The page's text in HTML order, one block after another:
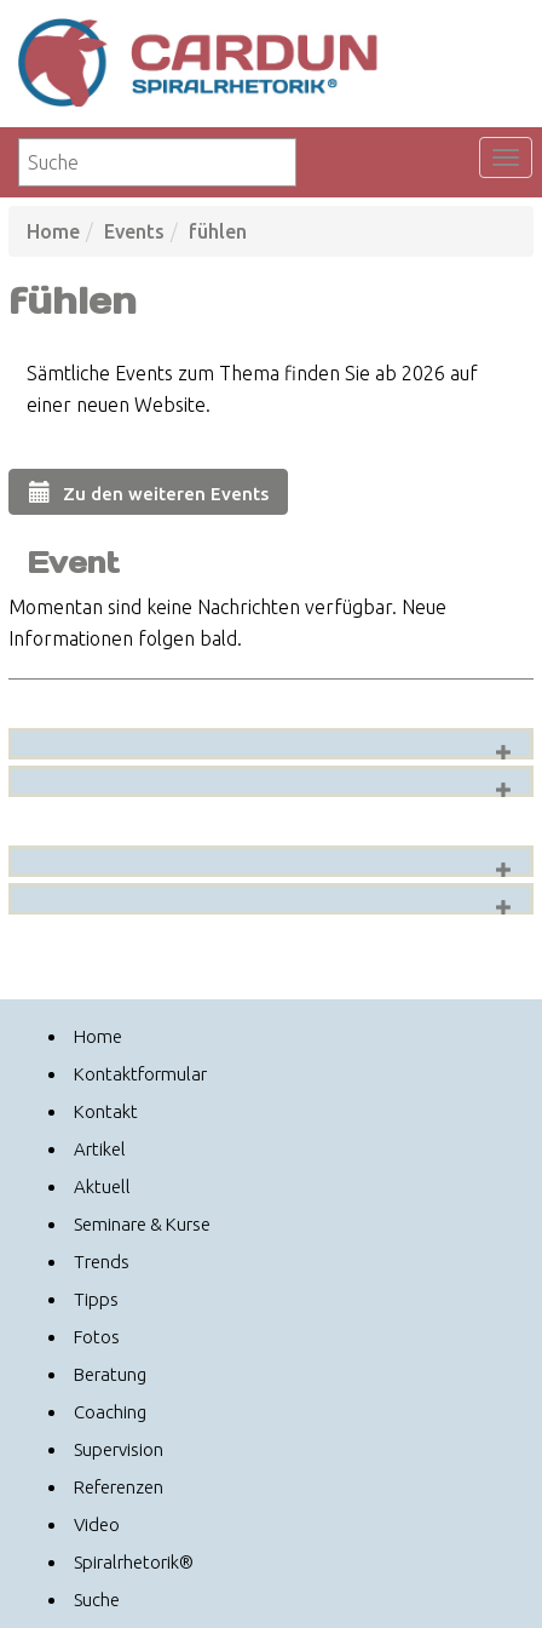
Home Events fühlen
fühlen
Sämtliche Events zum Thema finden Sie ab 2026 auf
einer neuen Website.
Zu den weiteren Events
Event
Momentan sind keine Nachrichten verfügbar. Neue
Informationen folgen bald.
Home
Kontaktformular
Kontakt
Artikel
Aktuell
Seminare & Kurse
Trends
Tipps
Fotos
Beratung
Coaching
Supervision
Referenzen
Video
Spiralrhetorik®
Suche